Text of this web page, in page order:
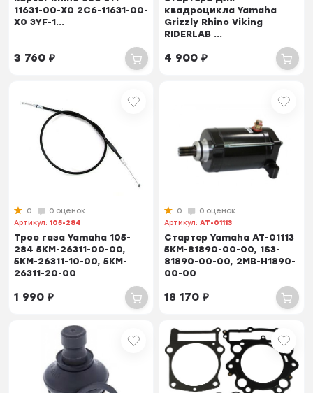
11631-00-X0 2C6-11631-00-
X0 3YF-1...
3 760₽
квадроцикла Yamaha
Grizzly Rhino Viking
RIDERLAB ...
4 900₽
0
0 оценок
Артикул:105-284
Трос газа Yamaha 105-
284 5KM-26311-00-00,
5KM-26311-10-00, 5KM-
26311-20-00
1 990₽
0
0 оценок
Артикул:AT-01113
Стартер Yamaha AT-01113
5KM-81890-00-00, 1S3-
81890-00-00, 2MB-H1890-
00-00
18 170₽